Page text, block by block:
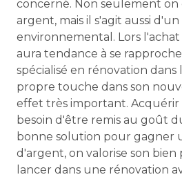
concerné. Non seulement on
argent, mais il s'agit aussi
environnemental. Lors l'achat
aura tendance à se
spécialisé en rénovation dans
propre touche dans son
effet très important. Acquérir
besoin d'être remis au goût
bonne solution pour gagner
d'argent, on valorise son bien
lancer dans une rénovation